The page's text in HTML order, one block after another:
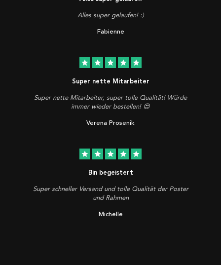
Alles super gelaufen! :)
Fabienne
star star star star star
Super nette Mitarbeiter
Super nette Mitarbeiter, super tolle Qualität! Würde
immer wieder bestellen! 😍
Verena Prosenik
star star star star star
Bin begeistert
Super schneller Versand und tolle Qualität der Poster
und Rahmen
Michelle